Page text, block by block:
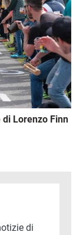
Lorenzo Finn
di